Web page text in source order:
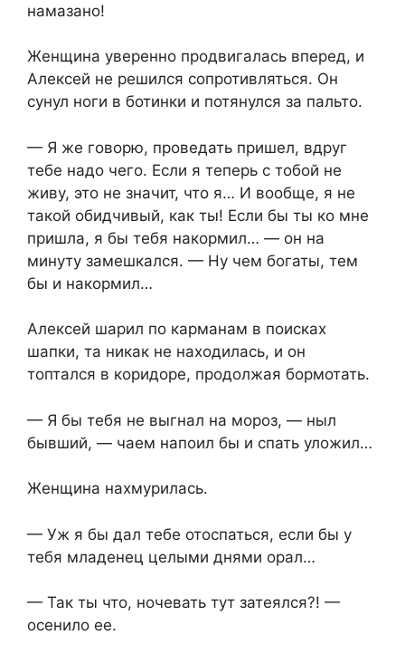
намазано!
Женщина уверенно продвигалась вперед, и
Алексей не решился сопротивляться. Он
сунул ноги в ботинки и потянулся за пальто.
— Я же говорю, проведать пришел, вдруг
тебе надо чего. Если я теперь с тобой не
живу, это не значит, что я… И вообще, я не
такой обидчивый, как ты! Если бы ты ко мне
пришла, я бы тебя накормил… — он на
минуту замешкался. — Ну чем богаты, тем
бы и накормил…
Алексей шарил по карманам в поисках
шапки, та никак не находилась, и он
топтался в коридоре, продолжая бормотать.
— Я бы тебя не выгнал на мороз, — ныл
бывший, — чаем напоил бы и спать уложил…
Женщина нахмурилась.
— Уж я бы дал тебе отоспаться, если бы у
тебя младенец целыми днями орал…
— Так ты что, ночевать тут затеялся?! —
осенило ее.